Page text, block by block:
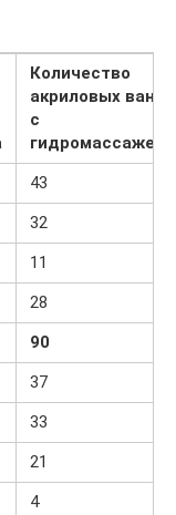
Количество
акриловых ванн
с
гидромассажем
43
32
11
28
90
37
33
21
4